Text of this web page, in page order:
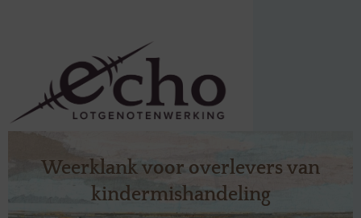
Weerklank voor overlevers van
kindermishandeling